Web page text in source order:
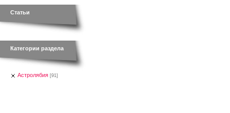
Статьи
Категории раздела
Астролябия [91]